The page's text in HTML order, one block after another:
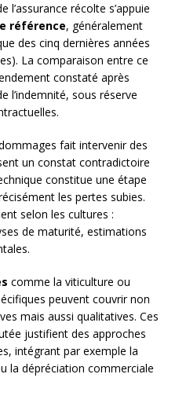
l’assurance récolte s’appuie
référence, généralement
des cinq dernières années
La comparaison entre ce
constaté après
l’indemnité, sous réserve
fait intervenir des
un constat contradictoire
constitue une étape
les pertes subies.
selon les cultures :
de maturité, estimations
comme la viticulture ou
peuvent couvrir non
mais aussi qualitatives. Ces
justifient des approches
intégrant par exemple la
la dépréciation commerciale